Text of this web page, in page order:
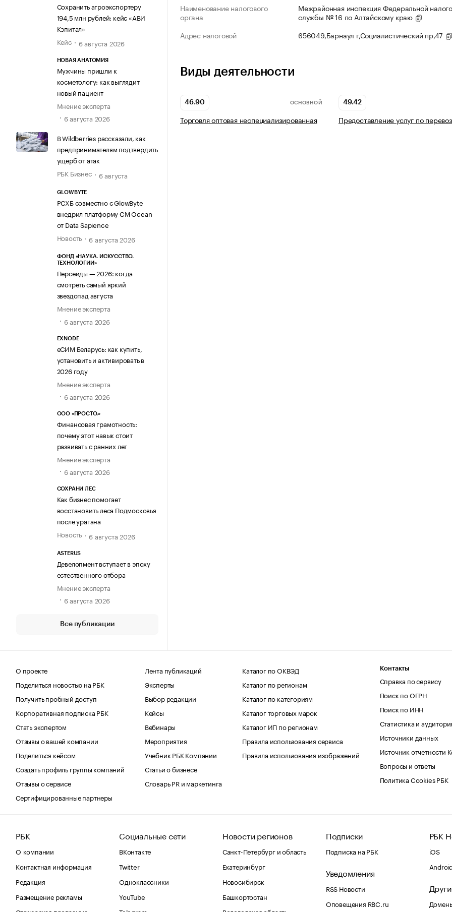
Сохранить агроэкспортеру
194,5 млн рублей: кейс «АВИ
Кэпитал»
Кейс
6 августа 2026
НОВАЯ АНАТОМИЯ
Мужчины пришли к
косметологу: как выглядит
новый пациент
Мнение эксперта
6 августа 2026
В Wildberries рассказали, как
предпринимателям подтвердить
ущерб от атак
РБК Бизнес
6 августа
GLOWBYTE
РСХБ совместно с GlowByte
внедрил платформу CM Ocean
от Data Sapience
Новость
6 августа 2026
ФОНД «НАУКА. ИСКУССТВО.
ТЕХНОЛОГИИ»
Персеиды — 2026: когда
смотреть самый яркий
звездопад августа
Мнение эксперта
6 августа 2026
EXNODE
еСИМ Беларусь: как купить,
установить и активировать в
2026 году
Мнение эксперта
6 августа 2026
ООО «ПРОСТО.»
Финансовая грамотность:
почему этот навык стоит
развивать с ранних лет
Мнение эксперта
6 августа 2026
СОХРАНИ ЛЕС
Как бизнес помогает
восстановить леса Подмосковья
после урагана
Новость
6 августа 2026
ASTERUS
Девелопмент вступает в эпоху
естественного отбора
Мнение эксперта
6 августа 2026
Все публикации
Наименование налогового
органа
Межрайонная инспекция Федеральной
службы № 16 по Алтайскому краю
Адрес налоговой
656049,Барнаул г,Социалистический пр,47
Виды деятельности
46.90 ОСНОВНОЙ
Торговля оптовая неспециализированная
49.42
Предоставление услуг по
О проекте
Поделиться новостью на РБК
Получить пробный доступ
Корпоративная подписка РБК
Стать экспертом
Отзывы о вашей компании
Поделиться кейсом
Создать профиль группы компаний
Отзывы о сервисе
Сертифицированные партнеры
Лента публикаций
Эксперты
Выбор редакции
Кейсы
Вебинары
Мероприятия
Учебник РБК Компании
Статьи о бизнесе
Словарь PR и маркетинга
Каталог по ОКВЭД
Каталог по регионам
Каталог по категориям
Каталог торговых марок
Каталог ИП по регионам
Правила использования сервиса
Правила использования изображений
Контакты
Справка по сервису
Поиск по ОГРН
Поиск по ИНН
Статистика и
Источники данных
Источник отчетности
Вопросы и ответы
Политика Cookies РБК
РБК
О компании
Контактная информация
Редакция
Размещение рекламы
Социальные сети
ВКонтакте
Twitter
Одноклассники
YouTube
Новости регионов
Санкт-Петербург и область
Екатеринбург
Новосибирск
Башкортостан
Подписки
Подписка на РБК
Уведомления
RSS Новости
Оповещения RBC.ru
РБК
iOS